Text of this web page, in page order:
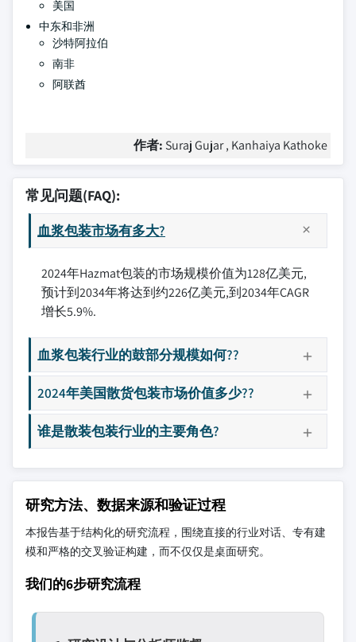
美国
中东和非洲
沙特阿拉伯
南非
阿联酋
作者: Suraj Gujar , Kanhaiya Kathoke
常见问题(FAQ):
血浆包装市场有多大?
2024年Hazmat包装的市场规模价值为128亿美元,
预计到2034年将达到约226亿美元,到2034年CAGR
增长5.9%.
血浆包装行业的鼓部分规模如何??
2024年美国散货包装市场价值多少??
谁是散装包装行业的主要角色?
研究方法、数据来源和验证过程
本报告基于结构化的研究流程，围绕直接的行业对话、专有建
模和严格的交叉验证构建，而不仅仅是桌面研究。
我们的6步研究流程